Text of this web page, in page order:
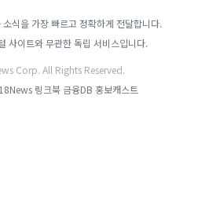
식을 가장 빠르고 정확하게 전달합니다.
사이트와 무관한 독립 서비스입니다.
Corp. All Rights Reserved.
링크북 금융DB 홍보캐스트